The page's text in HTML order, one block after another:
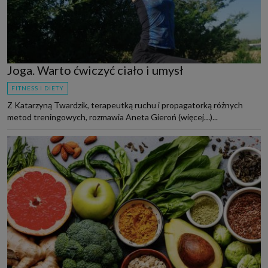
Joga. Warto ćwiczyć ciało i umysł
FITNESS I DIETY
Z Katarzyną Twardzik, terapeutką ruchu i propagatorką różnych
metod treningowych, rozmawia Aneta Gieroń (więcej…)...